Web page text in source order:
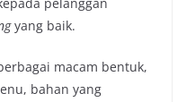
yang baik.
macam bentuk,
bahan yang